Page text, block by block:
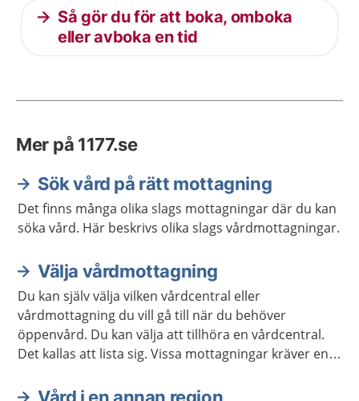
Så gör du för att boka, omboka
eller avboka en tid
Mer på 1177.se
Sök vård på rätt mottagning
Det finns många olika slags mottagningar där du kan
söka vård. Här beskrivs olika slags vårdmottagningar.
Välja vårdmottagning
Du kan själv välja vilken vårdcentral eller
vårdmottagning du vill gå till när du behöver
öppenvård. Du kan välja att tillhöra en vårdcentral.
Det kallas att lista sig. Vissa mottagningar kräver en
att boka tid på en mottagning.